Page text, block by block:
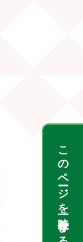
このページを一時保存する